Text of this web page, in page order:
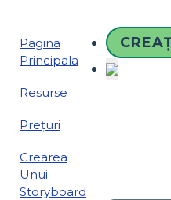
Pagina
Principala
Resurse
Prețuri
Crearea
Unui
Storyboard